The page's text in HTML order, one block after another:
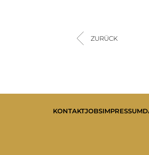
ZURÜCK
KONTAKTJOBSIMPRESSUM